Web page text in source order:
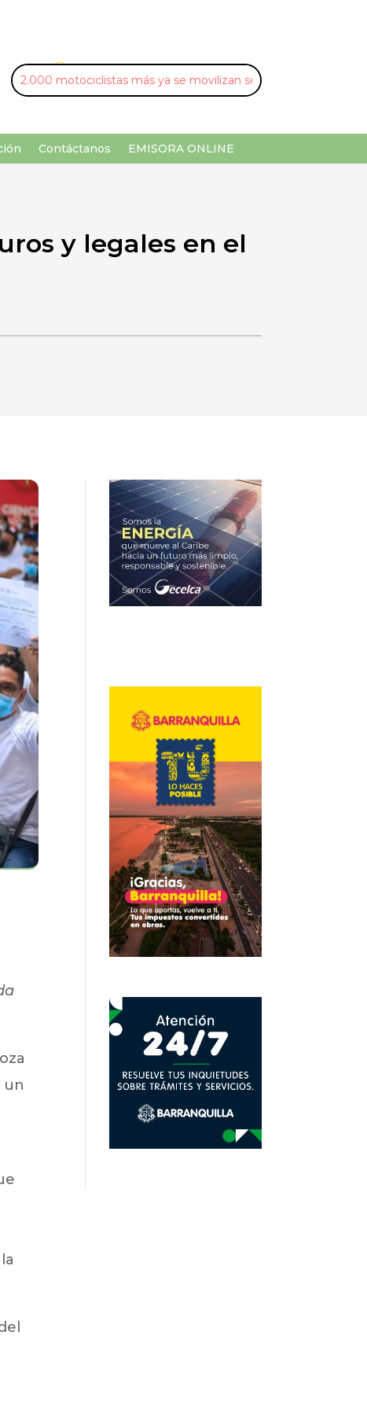
U ¡Buscar por palabra clave!
Contáctanos EMISORA ONLINE
y legales en el
un